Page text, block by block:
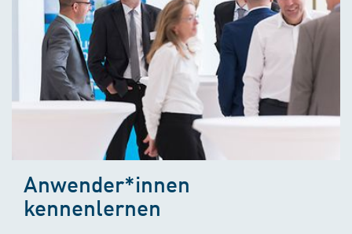
Anwender*innen
kennenlernen